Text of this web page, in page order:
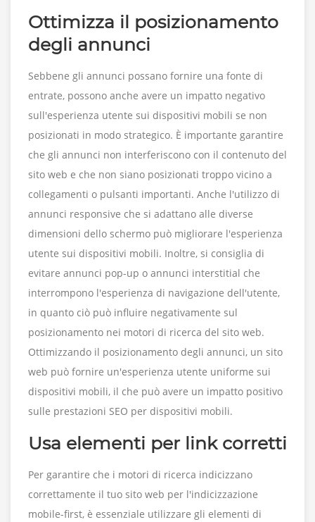
Ottimizza il posizionamento
degli annunci
Sebbene gli annunci possano fornire una fonte di
entrate, possono anche avere un impatto negativo
sull'esperienza utente sui dispositivi mobili se non
posizionati in modo strategico. È importante garantire
che gli annunci non interferiscono con il contenuto del
sito web e che non siano posizionati troppo vicino a
collegamenti o pulsanti importanti. Anche l'utilizzo di
annunci responsive che si adattano alle diverse
dimensioni dello schermo può migliorare l'esperienza
utente sui dispositivi mobili. Inoltre, si consiglia di
evitare annunci pop-up o annunci interstitial che
interrompono l'esperienza di navigazione dell'utente,
in quanto ciò può influire negativamente sul
posizionamento nei motori di ricerca del sito web.
Ottimizzando il posizionamento degli annunci, un sito
web può fornire un'esperienza utente uniforme sui
dispositivi mobili, il che può avere un impatto positivo
sulle prestazioni SEO per dispositivi mobili.
Usa elementi per link corretti
Per garantire che i motori di ricerca indicizzano
correttamente il tuo sito web per l'indicizzazione
mobile-first, è essenziale utilizzare gli elementi di